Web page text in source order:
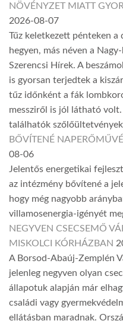
NÖVÉNYZET MIATT
2026-08-07
Tűz keletkezett pénteken
hegyen, más néven a
Szerencsi Hírek. A
is gyorsan terjedtek a
tűz időnként a fák
messziről is jól látható
találhatók
BŐVÍTENÉ
08-06
Jelentős energetikai
az intézmény bővítené a
hogy még nagyobb
villamosenergia-igényét
NEGYVEN CSECSEMŐ
MISKOLCI KÓRHÁZBAN
A Borsod-Abaúj-Zemplén
jelenleg negyven olyan
állapotuk alapján már
családi vagy
ellátásban maradnak.